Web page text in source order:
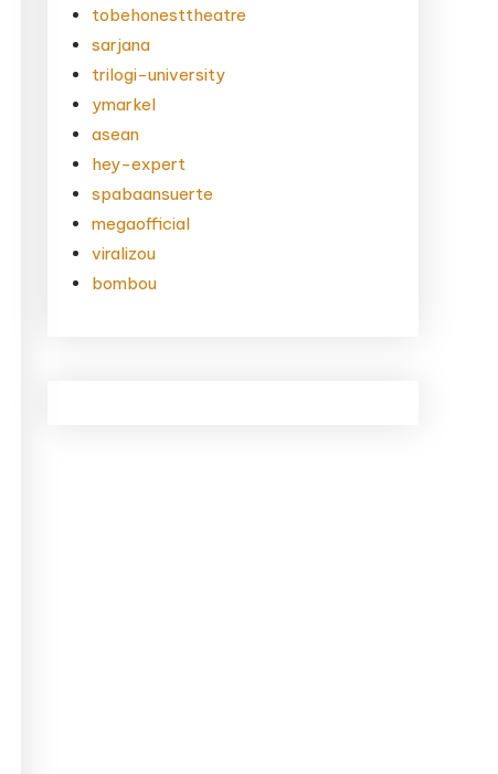
tobehonesttheatre
sarjana
trilogi-university
ymarkel
asean
hey-expert
spabaansuerte
megaofficial
viralizou
bombou